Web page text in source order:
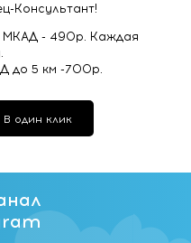
Консультант!
МКАД - 490р. Каждая
до 5 км -700р.
В один клик